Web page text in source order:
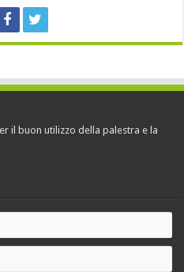
il buon utilizzo della palestra e la